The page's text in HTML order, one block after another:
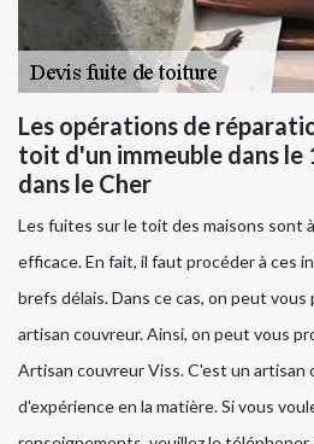
Les opérations de
toit d'un immeuble dans le
dans le Cher
Les fuites sur le toit des maisons sont
efficace. En fait, il faut procéder à ces
brefs délais. Dans ce cas, on peut
artisan couvreur. Ainsi, on peut vous
Artisan couvreur Viss. C'est un artisan
d'expérience en la matière. Si vous